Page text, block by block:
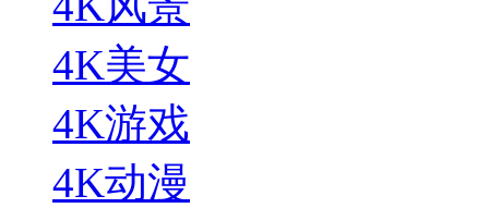
4K美女
4K游戏
4K动漫